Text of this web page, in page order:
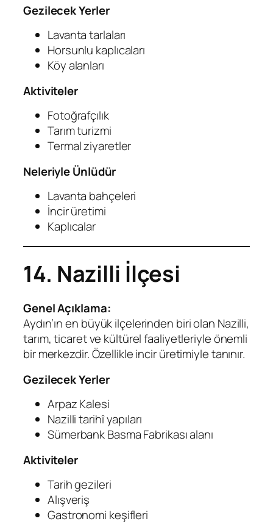
Gezilecek Yerler
Lavanta tarlaları
Horsunlu kaplıcaları
Köy alanları
Aktiviteler
Fotoğrafçılık
Tarım turizmi
Termal ziyaretler
Neleriyle Ünlüdür
Lavanta bahçeleri
İncir üretimi
Kaplıcalar
14. Nazilli İlçesi
Genel Açıklama:
Aydın’ın en büyük ilçelerinden biri olan Nazilli,
tarım, ticaret ve kültürel faaliyetleriyle önemli
bir merkezdir. Özellikle incir üretimiyle tanınır.
Gezilecek Yerler
Arpaz Kalesi
Nazilli tarihî yapıları
Sümerbank Basma Fabrikası alanı
Aktiviteler
Tarih gezileri
Alışveriş
Gastronomi keşifleri